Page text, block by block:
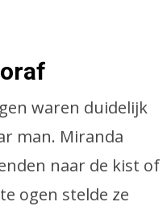
waren duidelijk
man. Miranda
naar de kist of
ogen stelde ze